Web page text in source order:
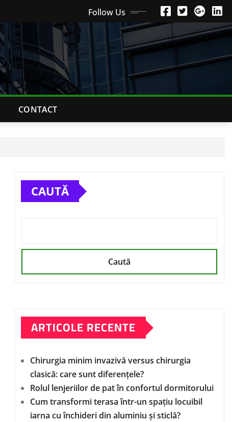
Follow Us
CONTACT
CAUTĂ
Caută
ARTICOLE RECENTE
Chirurgia minim invazivă versus chirurgia
clasică: care sunt diferențele?
Rolul lenjeriilor de pat în confortul dormitorului
Cum transformi terasa într-un spațiu locuibil
iarna cu închideri din aluminiu și sticlă?